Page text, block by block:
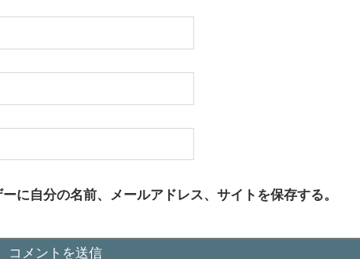
に自分の名前、メールアドレス、サイトを保存する。